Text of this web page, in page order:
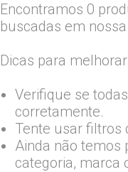
Encontramos 0
buscadas em
Dicas para
Verifique se
corretamente.
Tente usar filtros
Ainda não temos
categoria, marca